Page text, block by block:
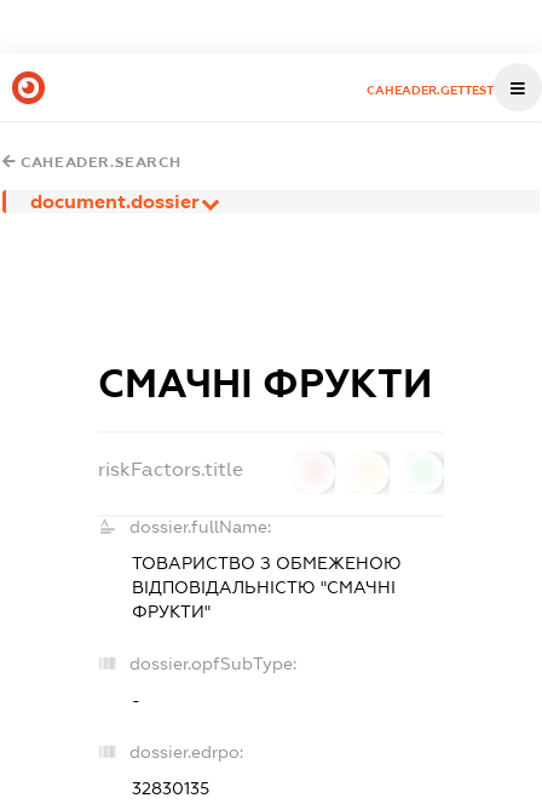
CAHEADER.GETTEST
CAHEADER.SEARCH
document.dossier
СМАЧНІ ФРУКТИ
riskFactors.title
dossier.fullName:
ТОВАРИСТВО З ОБМЕЖЕНОЮ
ВІДПОВІДАЛЬНІСТЮ "СМАЧНІ
ФРУКТИ"
dossier.opfSubType:
-
dossier.edrpo:
32830135